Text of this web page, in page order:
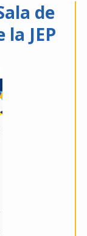
de
JEP